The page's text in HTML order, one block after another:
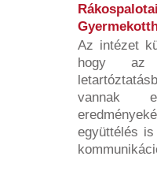
Az intézet
hogy az
vannak
együttélés